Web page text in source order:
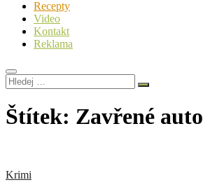
Recepty
Video
Kontakt
Reklama
Hledej
…
Štítek: Zavřené auto
Krimi